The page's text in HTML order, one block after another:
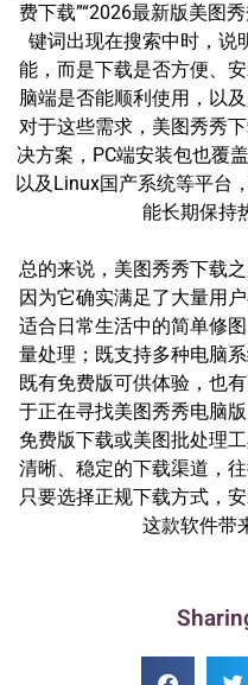
费下载”“2026最新版美图
键词出现在搜索中时，说
能，而是下载是否方便、
脑端是否能顺利使用，以
对于这些需求，美图秀秀
决方案，PC端安装包也覆
以及Linux国产系统等平台
能长期保持
总的来说，美图秀秀下载
因为它确实满足了大量用
适合日常生活中的简单修
量处理；既支持多种电脑
既有免费版可供体验，也
于正在寻找美图秀秀电脑
免费版下载或美图批处理
清晰、稳定的下载渠道，
只要选择正规下载方式，
这款软件带